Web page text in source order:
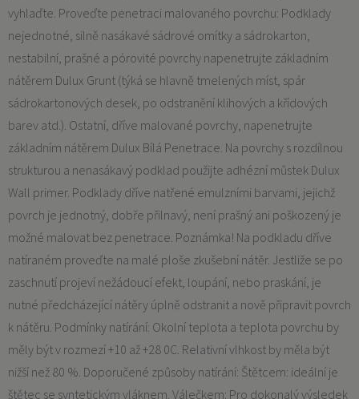
vyhlaďte. Proveďte penetraci malovaného povrchu: Podklady
nejednotné, silně nasákavé sádrové omítky a sádrokarton,
nestabilní, prašné a pórovité povrchy napenetrujte základním
nátěrem Dulux Grunt (týká se hlavně tmelených míst, spár
sádrokartonových desek, po odstranění klihových a křídových
barev atd.). Ostatní, dříve malované povrchy, napenetrujte
základním nátěrem Dulux Bílá Penetrace. Na povrchy s rozdílnou
strukturou a nenasákavý podklad použijte adhézní můstek Dulux
Wall primer. Podklady dříve natřené emulzními barvami, jejichž
povrch je jednotný, dobře přilnavý, není prašný ani poškozený je
možné malovat bez penetrace. Poznámka! Na podkladu dříve
natíraném proveďte na malé ploše zkušební nátěr. Jestliže se po
zaschnutí projeví nežádoucí efekt, loupání, nebo praskání, je
nutné předcházející nátěry úplně odstranit a nově připravit povrch
k nátěru. Podmínky natírání: Okolní teplota a teplota povrchu by
měly být v rozmezí +10 až +28 0C. Relativní vlhkost by měla být
nižší než 80 %. Doporučené způsoby natírání: Štětcem: ideální je
štětec se syntetickým vláknem. Válečkem: Pro dokonalý výsledek